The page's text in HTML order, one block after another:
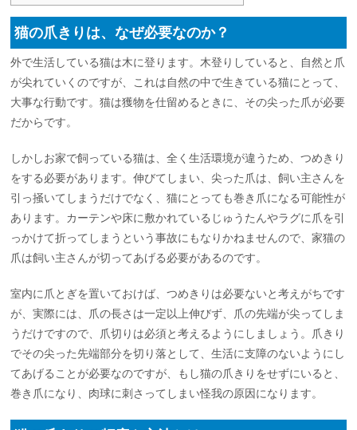
猫の爪きりは、なぜ必要なのか？
外で生活している猫は木に登ります。木登りしていると、自然と爪
が尖れていくのですが、これは自然の中で生きている猫にとって、
大事な行動です。猫は獲物を仕留めるときに、その尖った爪が必要
だからです。
しかしお家で飼っている猫は、全く生活環境が違うため、つめきり
をする必要があります。伸びてしまい、尖った爪は、飼い主さんを
引っ掻いてしまうだけでなく、猫にとっても巻き爪になる可能性が
あります。カーテンや床に敷かれているじゅうたんやラグに爪を引
っかけて折ってしまうという事故にもなりかねませんので、家猫の
爪は飼い主さんが切ってあげる必要があるのです。
室内に爪とぎを置いておけば、つめきりは必要ないと考えがちです
が、実際には、爪の長さは一定以上伸びず、爪の先端が尖ってしま
うだけですので、爪切りは必須と考えるようにしましょう。爪きり
でその尖った先端部分を切り落として、生活に支障のないようにし
てあげることが必要なのですが、もし猫の爪きりをせずにいると、
巻き爪になり、肉球に刺さってしまい怪我の原因になります。